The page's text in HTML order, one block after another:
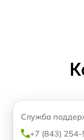
Служба
+7 (843)